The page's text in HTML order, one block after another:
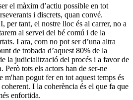
el màxim d’actiu possible en tot
i discrets, quan convé.
per tant, el nostre lloc és al carrer, no a
al servei del bé comú i de la
I ara, com no pot ser d’una altra
de trobada d’aquest 80% de la
la judicialització del procés i a favor de
Però tots els actors han de ser-ne
pogut fer en tot aquest temps és
I la coherència és el que fa que
enfortida.